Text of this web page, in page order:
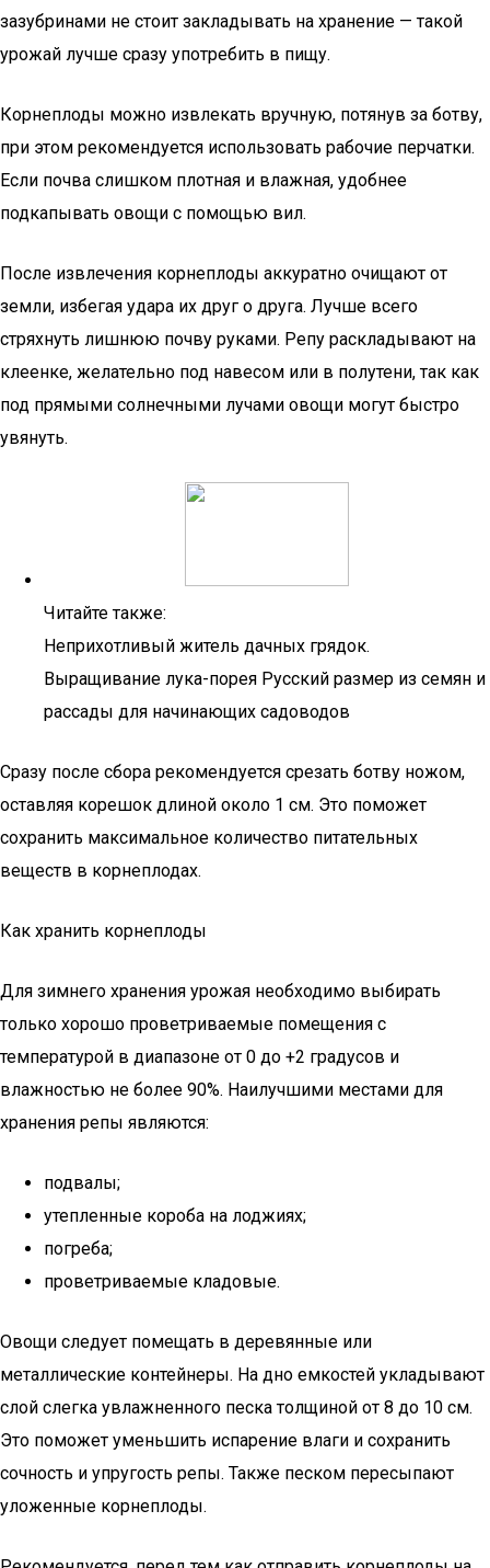
зазубринами не стоит закладывать на хранение — такой
урожай лучше сразу употребить в пищу.
Корнеплоды можно извлекать вручную, потянув за ботву,
при этом рекомендуется использовать рабочие перчатки.
Если почва слишком плотная и влажная, удобнее
подкапывать овощи с помощью вил.
После извлечения корнеплоды аккуратно очищают от
земли, избегая удара их друг о друга. Лучше всего
стряхнуть лишнюю почву руками. Репу раскладывают на
клеенке, желательно под навесом или в полутени, так как
под прямыми солнечными лучами овощи могут быстро
увянуть.
Читайте также:
Неприхотливый житель дачных грядок.
Выращивание лука-порея Русский размер из семян и
рассады для начинающих садоводов
Сразу после сбора рекомендуется срезать ботву ножом,
оставляя корешок длиной около 1 см. Это поможет
сохранить максимальное количество питательных
веществ в корнеплодах.
Как хранить корнеплоды
Для зимнего хранения урожая необходимо выбирать
только хорошо проветриваемые помещения с
температурой в диапазоне от 0 до +2 градусов и
влажностью не более 90%. Наилучшими местами для
хранения репы являются:
подвалы;
утепленные короба на лоджиях;
погреба;
проветриваемые кладовые.
Овощи следует помещать в деревянные или
металлические контейнеры. На дно емкостей укладывают
слой слегка увлажненного песка толщиной от 8 до 10 см.
Это поможет уменьшить испарение влаги и сохранить
сочность и упругость репы. Также песком пересыпают
уложенные корнеплоды.